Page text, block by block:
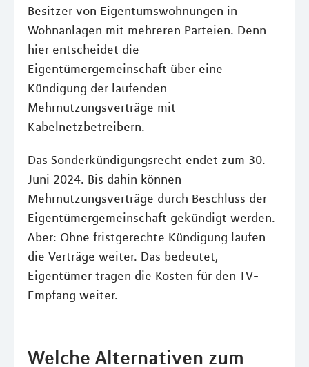
Besitzer von Eigentumswohnungen in
Wohnanlagen mit mehreren Parteien. Denn
hier entscheidet die
Eigentümergemeinschaft über eine
Kündigung der laufenden
Mehrnutzungsverträge mit
Kabelnetzbetreibern.
Das Sonderkündigungsrecht endet zum 30.
Juni 2024. Bis dahin können
Mehrnutzungsverträge durch Beschluss der
Eigentümergemeinschaft gekündigt werden.
Aber: Ohne fristgerechte Kündigung laufen
die Verträge weiter. Das bedeutet,
Eigentümer tragen die Kosten für den TV-
Empfang weiter.
Welche Alternativen zum